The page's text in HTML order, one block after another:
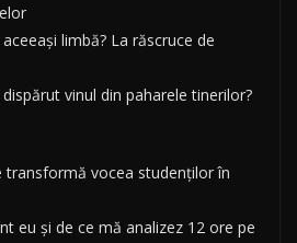
limbă? La răscruce de
vinul din paharele tinerilor?
transformă vocea studenților în
eu și de ce mă analizez 12 ore pe